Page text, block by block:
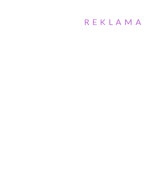
REKLAMA